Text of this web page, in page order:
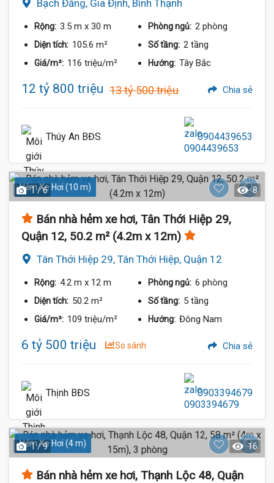
Bạch Đằng, Gia Định, Bình Thạnh
Rộng: 3.5 m x 30 m Phòng ngủ: 2 phòng
Diện tích: 105.6 m² Số tầng: 2 tầng
Giá/m²: 116 triệu/m² Hướng: Tây Bắc
12 tỷ 800 triệu 13 tỷ 500 triệu Chia sẻ
Thúy An BĐS 0904439653
Hẻm Xe Hơi (10 m)
1 / 6 8
Bán nhà hẻm xe hơi, Tân Thới Hiệp 29,
Quận 12, 50.2 m² (4.2m x 12m)
Tân Thới Hiệp 29, Tân Thới Hiệp, Quận 12
Rộng: 4.2 m x 12 m Phòng ngủ: 6 phòng
Diện tích: 50.2 m² Số tầng: 5 tầng
Giá/m²: 109 triệu/m² Hướng: Đông Nam
6 tỷ 500 triệu So sánh Chia sẻ
Thịnh BĐS 0903394679
Hẻm Xe Hơi (4 m)
1 / 9 16
Bán nhà hẻm xe hơi, Thạnh Lộc 48, Quận